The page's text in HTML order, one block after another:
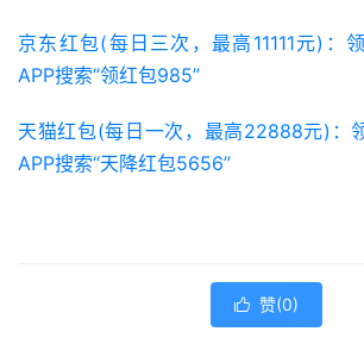
京东红包(每日三次，最高11111元)：
APP搜索“领红包985”
天猫红包(每日一次，最高22888元)：
APP搜索“天降红包5656”
 赞(0)